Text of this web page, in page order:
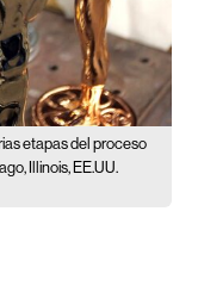
etapas del proceso
Illinois, EE.UU.